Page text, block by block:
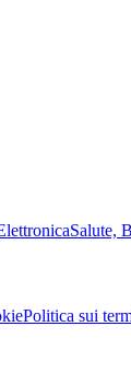
Salute,
Politica sui